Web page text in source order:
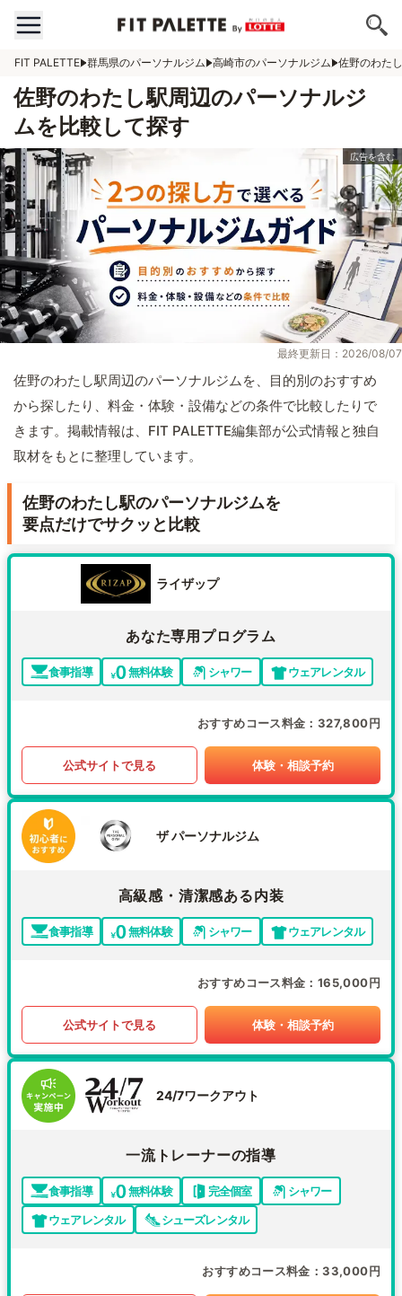
FIT PALETTE 群馬県のパーソナルジム 高崎市のパーソナルジム 佐野のわた
佐野のわたし駅周辺のパーソナルジ
ムを比較して探す
最終更新日：2026/08/07
佐野のわたし駅周辺のパーソナルジムを、目的別のおすすめ
から探したり、料金・体験・設備などの条件で比較したりで
きます。掲載情報は、FIT PALETTE編集部が公式情報と独自
取材をもとに整理しています。
佐野のわたし駅のパーソナルジムを
要点だけでサクッと比較
ライザップ
あなた専用プログラム
食事指導 無料体験 シャワー ウェアレンタル
おすすめコース料金 327,800円
公式サイトで見る 体験・相談予約
ザ パーソナルジム
高級感・清潔感ある内装
食事指導 無料体験 シャワー ウェアレンタル
おすすめコース料金 165,000円
公式サイトで見る 体験・相談予約
24/7ワークアウト
一流トレーナーの指導
食事指導 無料体験 完全個室
シャワー
ウェアレンタル
シューズレンタル
おすすめコース料金 33,000円